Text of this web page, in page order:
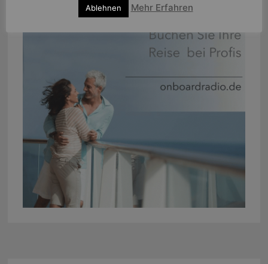
Ablehnen Mehr Erfahren